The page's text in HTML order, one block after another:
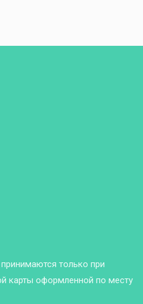
только при
карты оформленной по месту